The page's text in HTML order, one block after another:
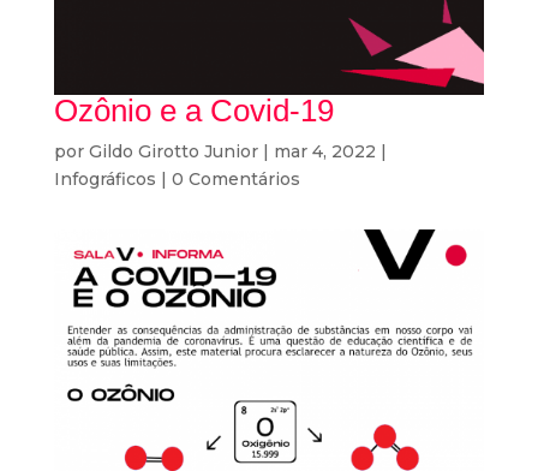
Ozônio e a Covid-19
por Gildo Girotto Junior| mar 4, 2022
Infográficos
0 Comentários